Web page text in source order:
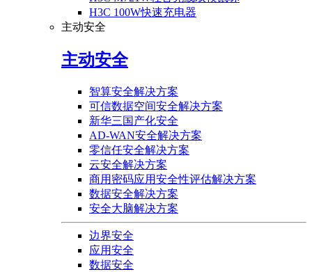
H3C 100W快速充电器
主动安全
主动安全
智算安全解决方案
可信数据空间安全解决方案
新华三国产化安全
AD-WAN安全解决方案
零信任安全解决方案
云安全解决方案
商用密码应用安全性评估解决方案
数据安全解决方案
安全大脑解决方案
边界安全
应用安全
数据安全